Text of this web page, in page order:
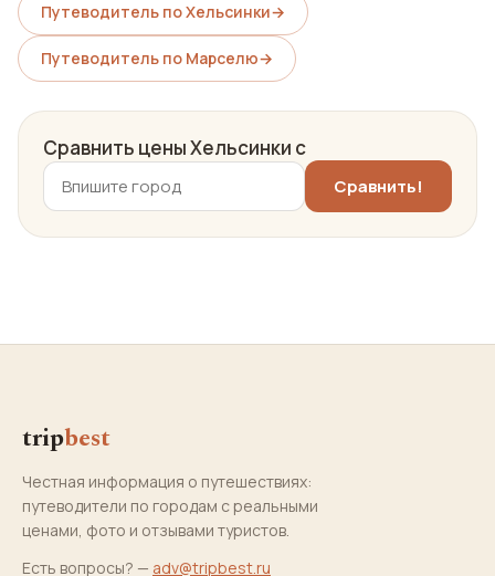
Путеводитель по Хельсинки→
Путеводитель по Марселю→
Сравнить цены Хельсинки с
tripbest
Честная информация о путешествиях:
путеводители по городам с реальными
ценами, фото и отзывами туристов.
Есть вопросы? — adv@tripbest.ru